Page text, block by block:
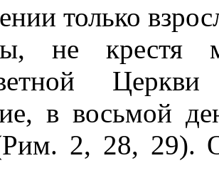
только
не крестя
в восьмой
2, 28, 29).